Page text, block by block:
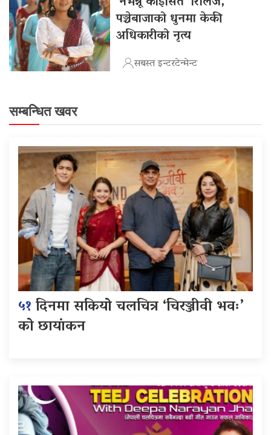
पञ्चेबाजाको धुनमा केकी
अधिकारीको नृत्य
सबस्त इन्टरटेन्मेन्ट
सम्बन्धित खवर
५१दिनमा सकियो चलचित्र ‘चिरञ्जीवी भवः’
को छायांकन